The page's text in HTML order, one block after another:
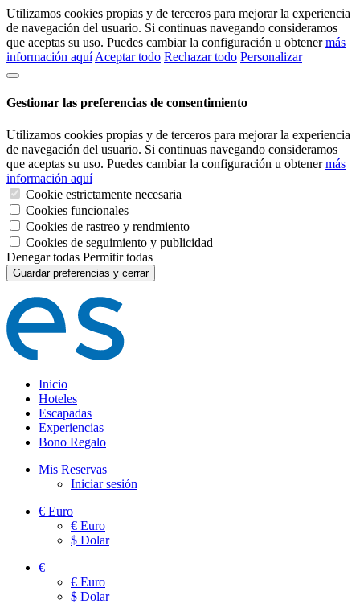
Utilizamos cookies propias y de terceros para mejorar la experiencia
de navegación del usuario. Si continuas navegando consideramos
que aceptas su uso. Puedes cambiar la configuración u obtenermás
información aquí Aceptar todo Rechazar todo Personalizar
Gestionar las preferencias de consentimiento
Utilizamos cookies propias y de terceros para mejorar la experiencia
de navegación del usuario. Si continuas navegando consideramos
que aceptas su uso. Puedes cambiar la configuración u obtenermás
información aquí
Cookie estrictamente necesaria
Cookies funcionales
Cookies de rastreo y rendmiento
Cookies de seguimiento y publicidad
Denegar todas Permitir todas
Guardar preferencias y cerrar
Inicio
Hoteles
Escapadas
Experiencias
Bono Regalo
Mis Reservas
Iniciar sesión
€ Euro
€ Euro
$ Dolar
€
€ Euro
$ Dolar